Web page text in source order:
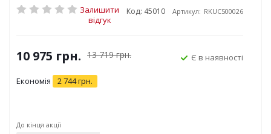
Залишити
відгук
Код: 45010 Артикул: RKUC500026
10 975 грн. 13 719грн.
Економія 2 744грн.
Є в наявності
До кінця акції